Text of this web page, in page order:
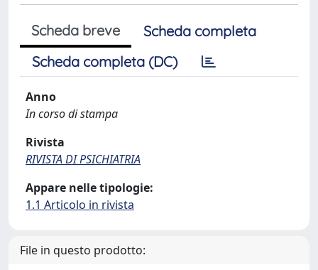
Scheda breve
Scheda completa
Scheda completa (DC)
Anno
In corso di stampa
Rivista
RIVISTA DI PSICHIATRIA
Appare nelle tipologie:
1.1 Articolo in rivista
File in questo prodotto: